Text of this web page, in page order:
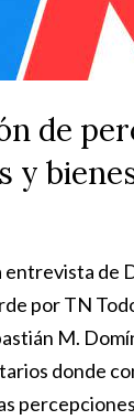
de
y
entrevista de
por TN
M.
donde